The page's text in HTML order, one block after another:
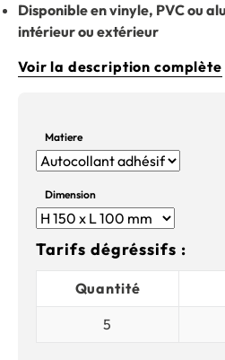
Disponible en vinyle, PVC ou
intérieur ou extérieur
Voir la description complète
Matiere
Dimension
Tarifs dégréssifs :
Quantité
5